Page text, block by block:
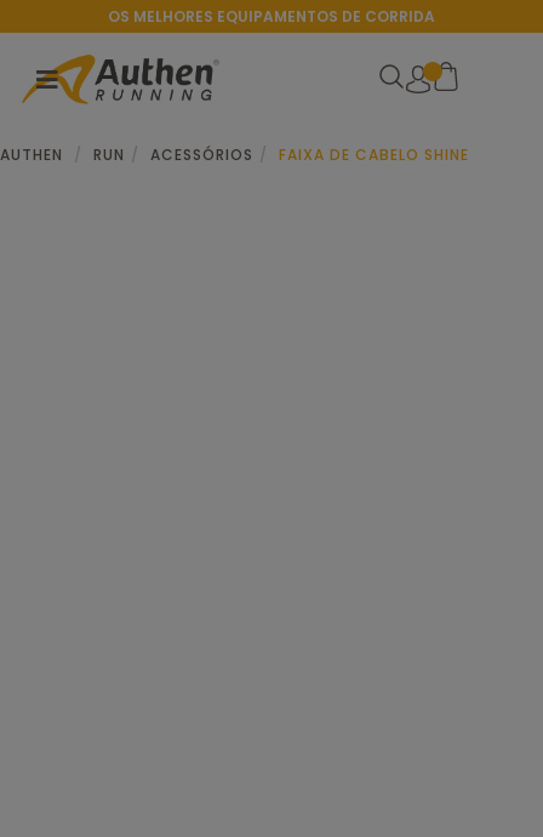
OS MELHORES EQUIPAMENTOS DE CORRIDA
AUTHEN RUN ACESSÓRIOS FAIXA DE CABELO SHINE